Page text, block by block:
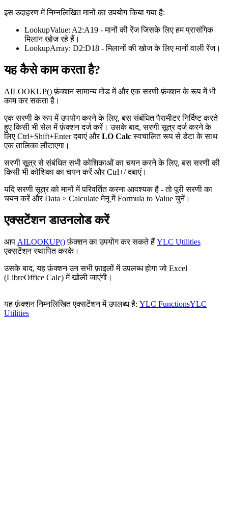
इस उदाहरण में निम्नलिखित मानों का उपयोग किया गया है:
LookupValue: A2:A19 - मानों की रेंज जिसके लिए हम प्रासंगिक
मिलान खोज रहे हैं।
LookupArray: D2:D18 - मिलानों की खोज के लिए मानों वाली रेंज।
यह कैसे काम करता है?
AILOOKUP() फ़ंक्शन सामान्य मोड में और एक सरणी फ़ंक्शन के रूप में भी
काम कर सकता है।
एक सरणी के रूप में उपयोग करने के लिए, बस संबंधित पैरामीटर निर्दिष्ट करते
हुए किसी भी सेल में फ़ंक्शन दर्ज करें। उसके बाद, सरणी सूत्र दर्ज करने के
लिए Ctrl+Shift+Enter दबाएं औरLO Calcस्वचालित रूप से डेटा के साथ
एक तालिका लौटाएगा।
सरणी सूत्र से संबंधित सभी कोशिकाओं का चयन करने के लिए, बस सरणी की
किसी भी कोशिका का चयन करें और Ctrl+/दबाएं।
यदि सरणी सूत्र को मानों में परिवर्तित करना आवश्यक है - तो पूरी सरणी का
चयन करें औरData > Calculateमेनू मेंFormula to Valueचुनें।
एक्सटेंशन डाउनलोड करें
आप AILOOKUP()फ़ंक्शन का उपयोग कर सकते हैं YLC Utilities
एक्सटेंशन स्थापित करके।
उसके बाद, यह फ़ंक्शन उन सभी फ़ाइलों में उपलब्ध होगा जो Excel
(LibreOffice Calc) में खोली जाएंगी।
यह फ़ंक्शन निम्नलिखित एक्सटेंशन में उपलब्ध है: YLC FunctionsYLC
Utilities